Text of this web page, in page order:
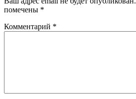
помечены *
Комментарий *